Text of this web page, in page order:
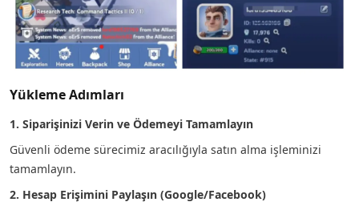
Yükleme Adımları
1. Siparişinizi Verin ve Ödemeyi Tamamlayın
Güvenli ödeme sürecimiz aracılığıyla satın alma işleminizi
tamamlayın.
2. Hesap Erişimini Paylaşın (Google/Facebook)